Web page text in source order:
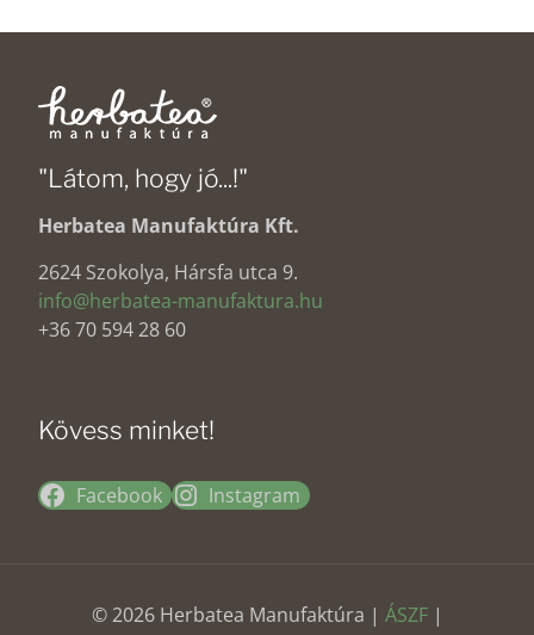
"Látom, hogy jó...!"
Herbatea Manufaktúra Kft.
2624 Szokolya, Hársfa utca 9.
info@herbatea-manufaktura.hu
+36 70 594 28 60
Kövess minket!
Facebook Instagram
© 2026 Herbatea Manufaktúra | ÁSZF|